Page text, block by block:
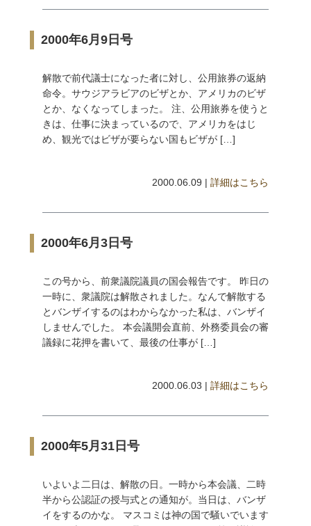
2000年6月9日号
解散で前代議士になった者に対し、公用旅券の返納
命令。サウジアラビアのビザとか、アメリカのビザ
とか、なくなってしまった。 注、公用旅券を使うと
きは、仕事に決まっているので、アメリカをはじ
め、観光ではビザが要らない国もビザが […]
2000.06.09 |詳細はこちら
2000年6月3日号
この号から、前衆議院議員の国会報告です。 昨日の
一時に、衆議院は解散されました。なんで解散する
とバンザイするのはわからなかった私は、バンザイ
しませんでした。 本会議開会直前、外務委員会の審
議録に花押を書いて、最後の仕事が […]
2000.06.03 |詳細はこちら
2000年5月31日号
いよいよ二日は、解散の日。一時から本会議、二時
半から公認証の授与式との通知が。当日は、バンザ
イをするのかな。 マスコミは神の国で騒いでいます